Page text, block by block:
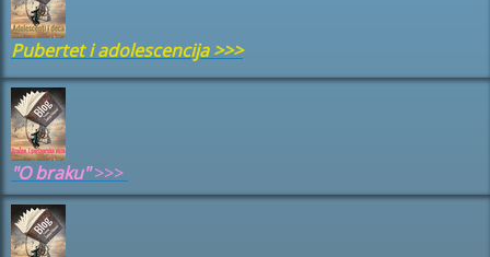
Pubertet i adolescencija>>>
"O braku">>>